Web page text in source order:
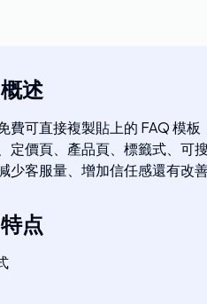
概述
費可直接複製貼上的 FAQ 模
定價頁、產品頁、標籤式、可
客服量、增加信任感還有改善
特点